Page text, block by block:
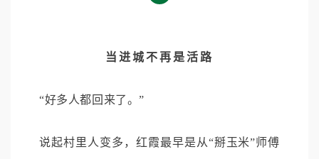
当进城不再是活路
“好多人都回来了。”
说起村里人变多，红霞最早是从“掰玉米”师傅